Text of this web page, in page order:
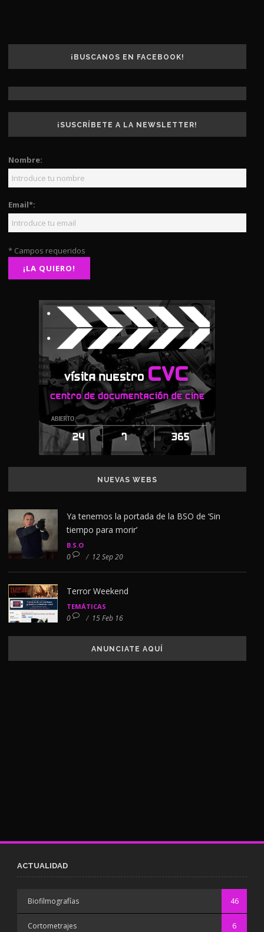
¡BUSCANOS EN FACEBOOK!
¡SUSCRÍBETE A LA NEWSLETTER!
Nombre:
Email*:
* Campos requeridos
NUEVAS WEBS
Ya tenemos la portada de la BSO de ‘Sin
tiempo para morir’
B.S.O
0 / 12 Sep 20
Terror Weekend
TEMÁTICAS
0 / 15 Feb 16
ANUNCIATE AQUÍ
ACTUALIDAD
Biofilmografías 46
Cortometrajes 6